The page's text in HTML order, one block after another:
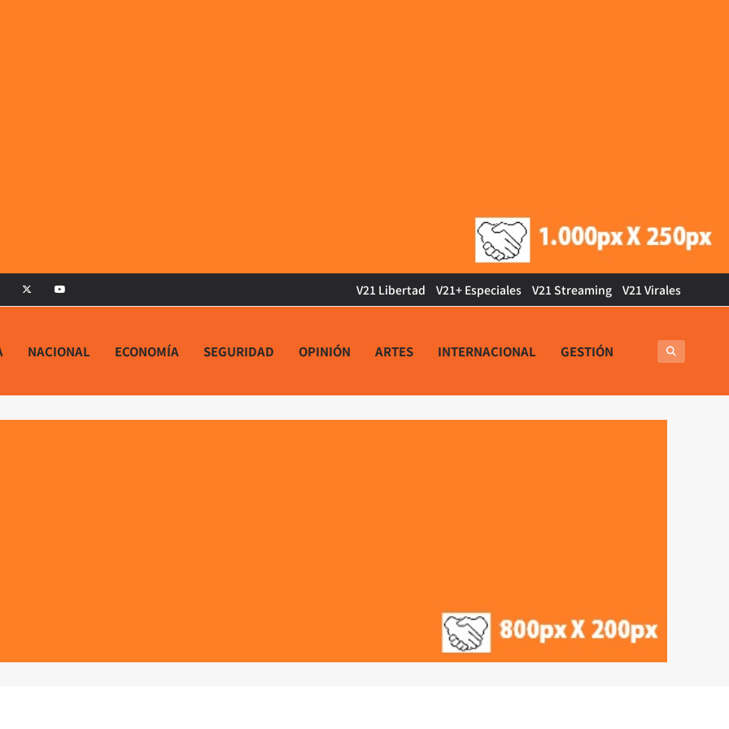
V21 Libertad V21+ Especiales V21 Streaming V21 Virales
NACIONAL ECONOMÍA SEGURIDAD OPINIÓN ARTES INTERNACIONAL GESTIÓN